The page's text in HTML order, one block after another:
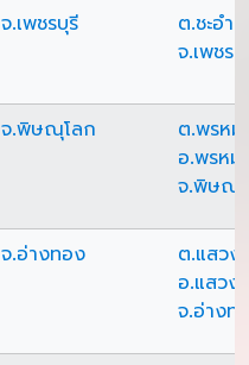
จ.เพชรบุรี
ต.ชะอำ
จ.เพชรบุ
จ.พิษณุโลก
ต.พรหม
อ.พรหม
จ.พิษณุ
จ.อ่างทอง
ต.แสวง
อ.แสวง
จ.อ่างท